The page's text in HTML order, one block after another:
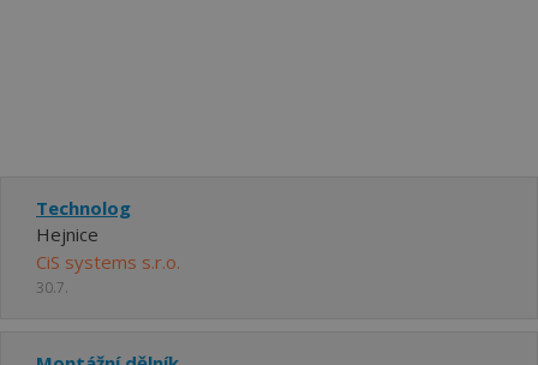
Technolog
Hejnice
CiS systems s.r.o.
30.7.